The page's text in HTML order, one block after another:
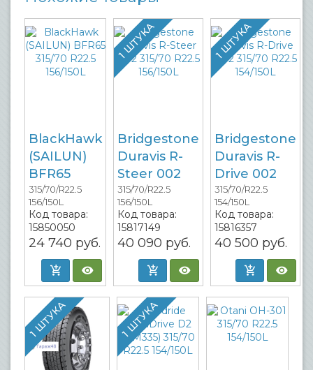
BlackHawk
(SAILUN)
BFR65
315/70/R22.5
156/150L
Код товара:
15850050
24 740 руб.
1 ШТУКА
Bridgestone
Duravis R-
Steer 002
315/70/R22.5
156/150L
Код товара:
15817149
40 090 руб.
1 ШТУКА
Bridgestone
Duravis R-
Drive 002
315/70/R22.5
154/150L
Код товара:
15816357
40 500 руб.
1 ШТУКА 1 ШТУКА